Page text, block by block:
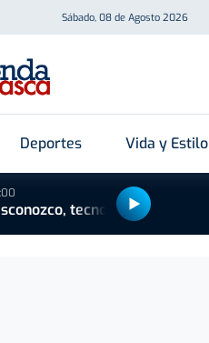
Sábado, 08 de Agosto 2026
Deportes Vida y Estilo
tecnología